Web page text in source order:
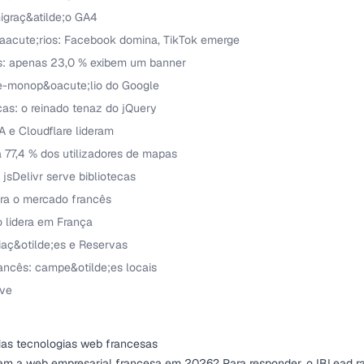
GA4
Facebook domina, TikTok emerge
apenas 23,0 % exibem um banner
monop&oacute;lio do Google
o reinado tenaz do jQuery
e Cloudflare lideram
% dos utilizadores de mapas
jsDelivr serve bibliotecas
o mercado francês
lidera em França
e Reservas
campe&otilde;es locais
tecnologias web francesas